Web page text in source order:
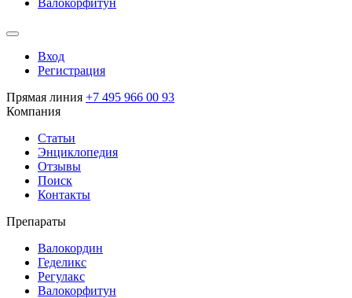
Валокорфитун
Вход
Регистрация
Прямая линия +7 495 966 00 93
Компания
Статьи
Энциклопедия
Отзывы
Поиск
Контакты
Препараты
Валокордин
Геделикс
Регулакс
Валокорфитун